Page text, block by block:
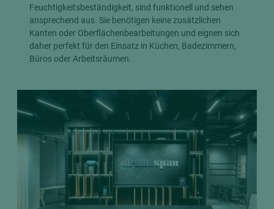
Feuchtigkeitsbeständigkeit, sind funktionell und sehen
ansprechend aus. Sie benötigen keine zusätzlichen
Kanten oder Oberflächenbearbeitungen und eignen sich
daher perfekt für den Einsatz in Küchen, Badezimmern,
Büros oder Arbeitsräumen.